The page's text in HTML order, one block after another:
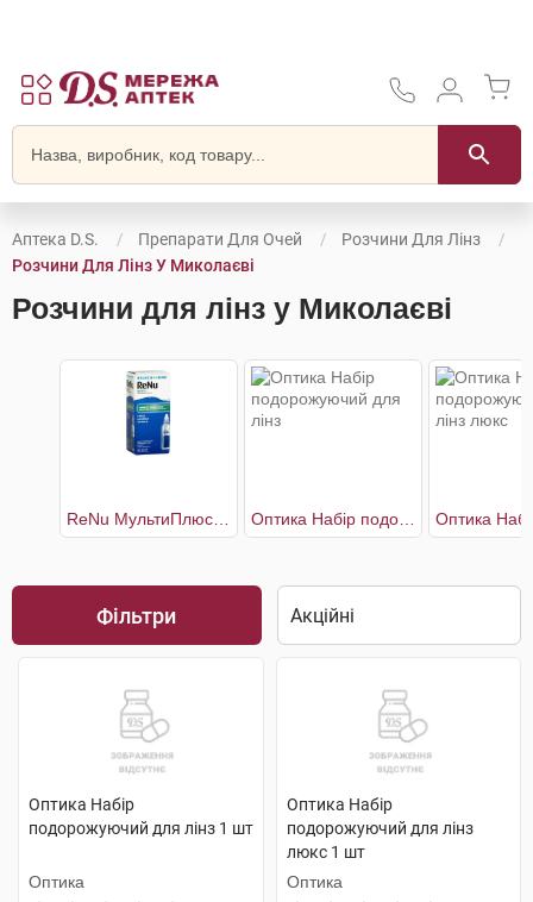
Аптека D.S. Препарати Для Очей
Розчини Для Лінз
Розчини Для Лінз У Миколаєві
Розчини для лінз у Миколаєві
Фільтри
Оптика Набір
подорожуючий для лінз 1 шт
Оптика
Оптика Набір
подорожуючий для лінз
люкс 1 шт
Оптика